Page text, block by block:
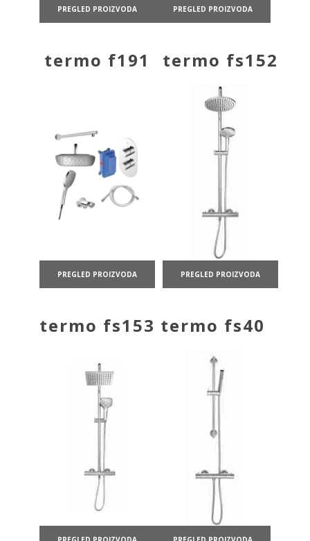
PREGLED PROIZVODA PREGLED PROIZVODA
termo f191
PREGLED PROIZVODA
termo fs152
PREGLED PROIZVODA
termo fs153 termo fs40